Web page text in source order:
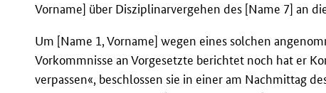
Vorname] über Disziplinarvergehen des [Name 7] an
Um [Name 1, Vorname] wegen eines solchen
Vorkommnisse an Vorgesetzte berichtet noch hat er
verpassen«, beschlossen sie in einer am Nachmittag